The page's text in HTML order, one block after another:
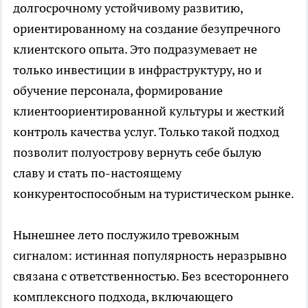
долгосрочному устойчивому развитию,
ориентированному на создание безупречного
клиентского опыта. Это подразумевает не
только инвестиции в инфраструктуру, но и
обучение персонала, формирование
клиентоориентированной культуры и жесткий
контроль качества услуг. Только такой подход
позволит полуострову вернуть себе былую
славу и стать по-настоящему
конкурентоспособным на туристическом рынке.
Нынешнее лето послужило тревожным
сигналом: истинная популярность неразрывно
связана с ответственностью. Без всестороннего
комплексного подхода, включающего